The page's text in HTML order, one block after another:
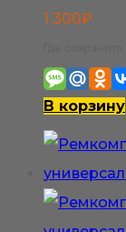
1 300₽
В корзину